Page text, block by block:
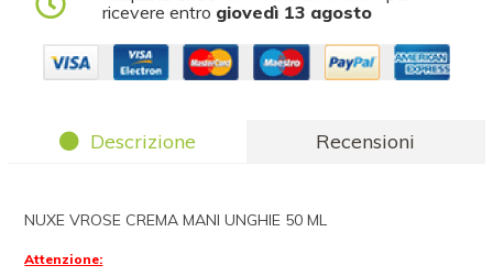
ricevere entro giovedì 13 agosto
Descrizione Recensioni
NUXE VROSE CREMA MANI UNGHIE 50 ML
Attenzione: